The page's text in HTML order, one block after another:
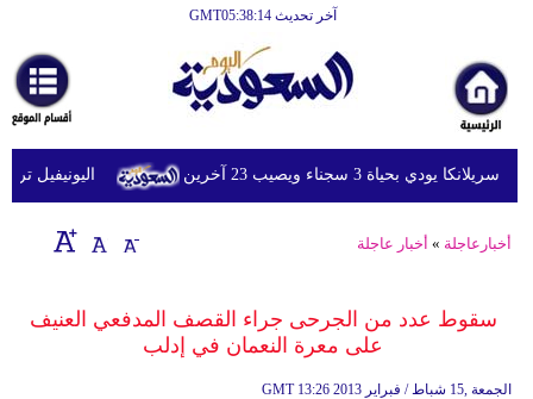
آخر تحديث GMT05:38:14
أخبارعاجلة
رياضة
ثقافة
إقتصاد
وموسيقى
اليونيفيل ترصد إطلاق 113 مقذوفا إسرائيليا على بحياة 3 سجناء ويصيب 23 آخرين
أخبارعاجلة » أخبار عاجلة
سقوط عدد من الجرحى جراء القصف المدفعي العنيف
على معرة النعمان في إدلب‏
GMT 13:26 2013 الجمعة ,15 شباط / فبراير